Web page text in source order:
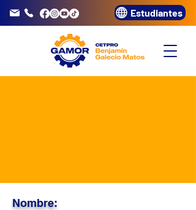
3320072 Estudiantes
Nombre: